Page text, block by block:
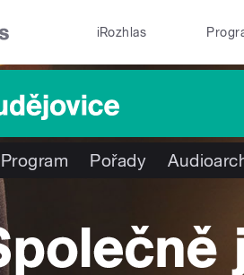
iRozhlas
Program Pořady